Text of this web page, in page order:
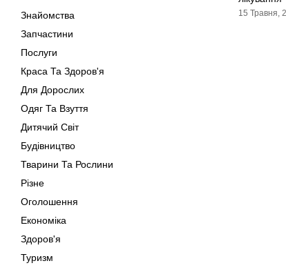
Знайомства
Запчастини
Послуги
Краса Та Здоров'я
Для Дорослих
Одяг Та Взуття
Дитячий Світ
Будівництво
Тварини Та Рослини
Різне
Оголошення
Економіка
Здоров'я
Туризм
15 Травня,